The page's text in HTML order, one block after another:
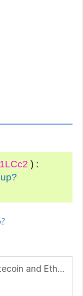
1LCc2 ) :
MEXC - Bitcoin, Litecoin and Ethereum Exchange and Margin, ETF and Futures Trading